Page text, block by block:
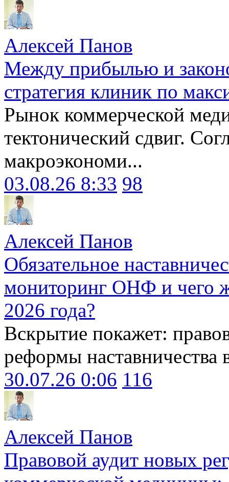
Алексей Панов
Между прибылью и
стратегия клиник по
Рынок коммерческой
тектонический сдвиг.
макроэкономи...
03.08.26 8:33 98
Алексей Панов
Обязательное
мониторинг ОНФ и чего
2026 года?
Вскрытие покажет:
реформы наставничества
30.07.26 0:06 116
Алексей Панов
Правовой аудит новых